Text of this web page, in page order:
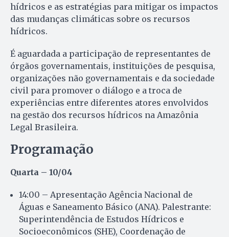
hídricos e as estratégias para mitigar os impactos
das mudanças climáticas sobre os recursos
hídricos.
É aguardada a participação de representantes de
órgãos governamentais, instituições de pesquisa,
organizações não governamentais e da sociedade
civil para promover o diálogo e a troca de
experiências entre diferentes atores envolvidos
na gestão dos recursos hídricos na Amazônia
Legal Brasileira.
Programação
Quarta – 10/04
14:00 – Apresentação Agência Nacional de
Águas e Saneamento Básico (ANA). Palestrante:
Superintendência de Estudos Hídricos e
Socioeconômicos (SHE), Coordenação de